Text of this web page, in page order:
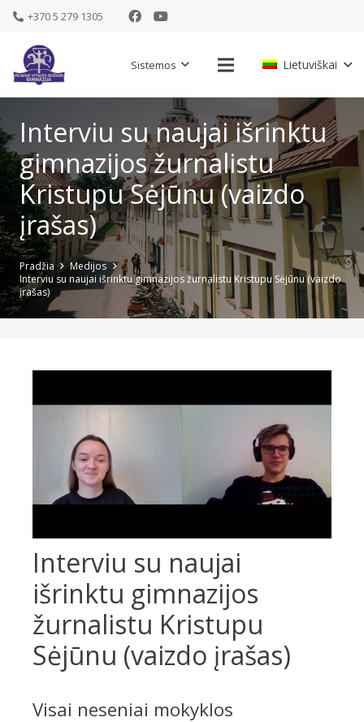
+370 5 279 1305
Sistemos Lietuviškai
Interviu su naujai išrinktu
gimnazijos žurnalistu
Kristupu Sėjūnu (vaizdo
įrašas)
Pradžia
Medijos
Interviu su naujai išrinktu gimnazijos žurnalistu Kristupu Sėjūnu (vaizdo
įrašas)
Interviu su naujai
išrinktu gimnazijos
žurnalistu Kristupu
Sėjūnu (vaizdo įrašas)
Visai neseniai mokyklos